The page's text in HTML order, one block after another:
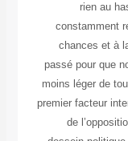
rien au
constamment
chances et à
passé pour que
moins léger de
premier facteur
de